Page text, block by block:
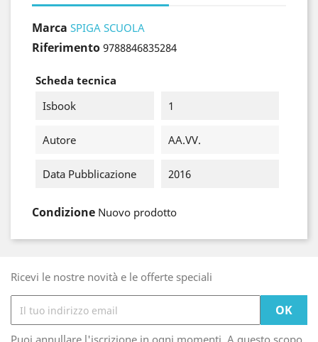
Marca SPIGA SCUOLA
Riferimento 9788846835284
Scheda tecnica
Isbook
1
Autore AA.VV.
Data Pubblicazione 2016
Condizione Nuovo prodotto
Ricevi le nostre novità e le offerte speciali
Puoi annullare l'iscrizione in ogni momenti. A questo scopo,